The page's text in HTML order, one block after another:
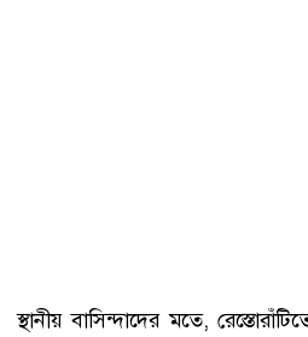
স্থানীয় বাসিন্দাদের মতে,